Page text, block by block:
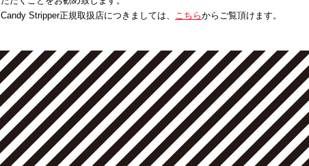
Candy Stripper正規取扱店につきましては、 こちらからご覧頂けます。